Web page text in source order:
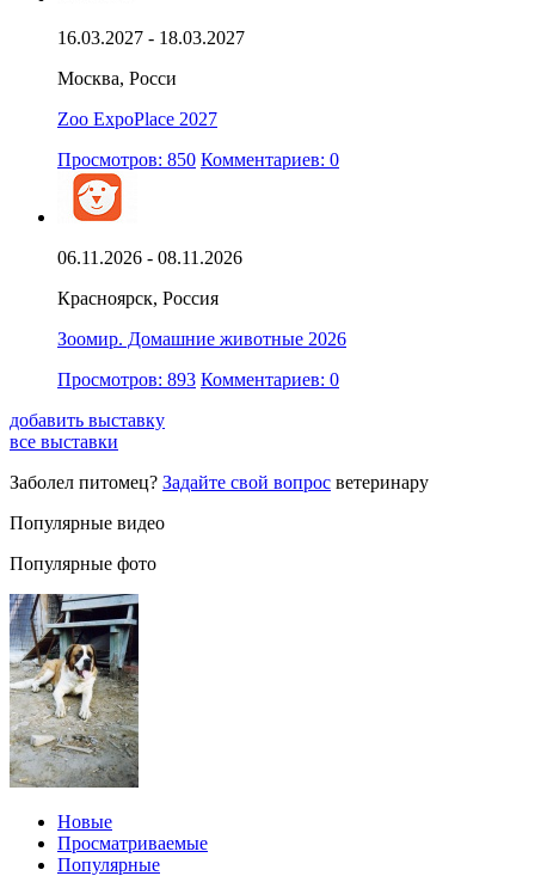
16.03.2027 - 18.03.2027
Москва, Росси
Zoo ExpoPlace 2027
Просмотров: 850 Комментариев: 0
06.11.2026 - 08.11.2026
Красноярск, Россия
Зоомир. Домашние животные 2026
Просмотров: 893 Комментариев: 0
добавить выставку
все выставки
Заболел питомец? Задайте свой вопрос ветеринару
Популярные видео
Популярные фото
Новые
Просматриваемые
Популярные